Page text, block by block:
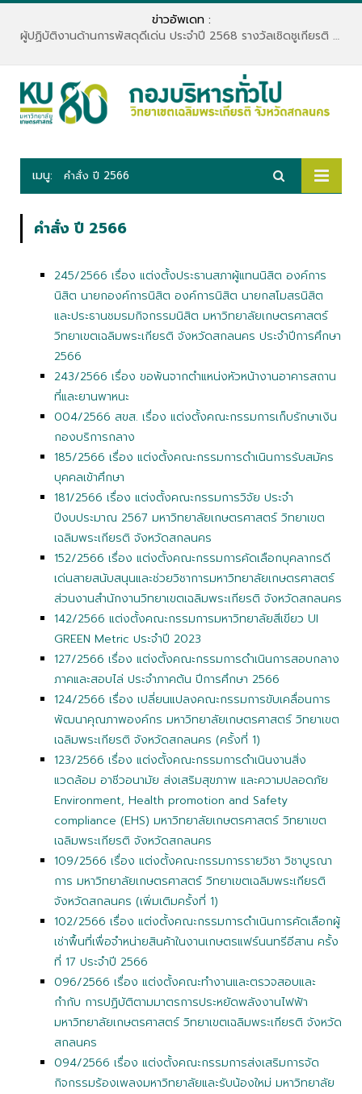
ข่าวอัพเดท :
ผู้ปฏิบัติงานด้านการพัสดุดีเด่น ประจำปี 2568 รางวัลเชิดชูเกียรติ “เพชรพัสดุ”
เมนู: คำสั่ง ปี 2566
คำสั่ง ปี 2566
245/2566 เรื่อง แต่งตั้งประธานสภาผู้แทนนิสิต องค์การ
นิสิต นายกองค์การนิสิต องค์การนิสิต นายกสโมสรนิสิต
และประธานชมรมกิจกรรมนิสิต มหาวิทยาลัยเกษตรศาสตร์
วิทยาเขตเฉลิมพระเกียรติ จังหวัดสกลนคร ประจำปีการศึกษา
2566
243/2566 เรื่อง ขอพ้นจากตำแหน่งหัวหน้างานอาคารสถาน
ที่และยานพาหนะ
004/2566 สขส. เรื่อง แต่งตั้งคณะกรรมการเก็บรักษาเงิน
กองบริการกลาง
185/2566 เรื่อง แต่งตั้งคณะกรรมการดำเนินการรับสมัคร
บุคคลเข้าศึกษา
181/2566 เรื่อง แต่งตั้งคณะกรรมการวิจัย ประจำ
ปีงบประมาณ 2567 มหาวิทยาลัยเกษตรศาสตร์ วิทยาเขต
เฉลิมพระเกียรติ จังหวัดสกลนคร
152/2566 เรื่อง แต่งตั้งคณะกรรมการคัดเลือกบุคลากรดี
เด่นสายสนับสนุนและช่วยวิชาการมหาวิทยาลัยเกษตรศาสตร์
ส่วนงานสำนักงานวิทยาเขตเฉลิมพระเกียรติ จังหวัดสกลนคร
142/2566 แต่งตั้งคณะกรรมการมหาวิทยาลัยสีเขียว UI
GREEN Metric ประจำปี 2023
127/2566 เรื่อง แต่งตั้งคณะกรรมการดำเนินการสอบกลาง
ภาคและสอบไล่ ประจำภาคต้น ปีการศึกษา 2566
124/2566 เรื่อง เปลี่ยนแปลงคณะกรรมการขับเคลื่อนการ
พัฒนาคุณภาพองค์กร มหาวิทยาลัยเกษตรศาสตร์ วิทยาเขต
เฉลิมพระเกียรติ จังหวัดสกลนคร (ครั้งที่ 1)
123/2566 เรื่อง แต่งตั้งคณะกรรมการดำเนินงานสิ่ง
แวดล้อม อาชีวอนามัย ส่งเสริมสุขภาพ และความปลอดภัย
Environment, Health promotion and Safety
compliance (EHS) มหาวิทยาลัยเกษตรศาสตร์ วิทยาเขต
เฉลิมพระเกียรติ จังหวัดสกลนคร
109/2566 เรื่อง แต่งตั้งคณะกรรมการรายวิชา วิชาบูรณา
การ มหาวิทยาลัยเกษตรศาสตร์ วิทยาเขตเฉลิมพระเกียรติ
จังหวัดสกลนคร (เพิ่มเติมครั้งที่ 1)
102/2566 เรื่อง แต่งตั้งคณะกรรมการดำเนินการคัดเลือกผู้
เช่าพื้นที่เพื่อจำหน่ายสินค้าในงานเกษตรแฟร์นนทรีอีสาน ครั้ง
ที่ 17 ประจำปี 2566
096/2566 เรื่อง แต่งตั้งคณะทำงานและตรวจสอบและ
กำกับ การปฏิบัติตามมาตรการประหยัดพลังงานไฟฟ้า
มหาวิทยาลัยเกษตรศาสตร์ วิทยาเขตเฉลิมพระเกียรติ จังหวัด
สกลนคร
094/2566 เรื่อง แต่งตั้งคณะกรรมการส่งเสริมการจัด
กิจกรรมร้องเพลงมหาวิทยาลัยและรับน้องใหม่ มหาวิทยาลัย